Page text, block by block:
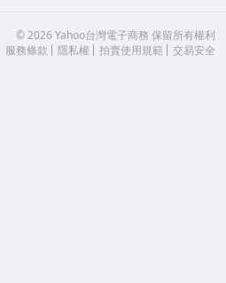
©2026 Yahoo台灣電子商務 保留所有權利
服務條款
隱私權 拍賣使用規範 交易安全